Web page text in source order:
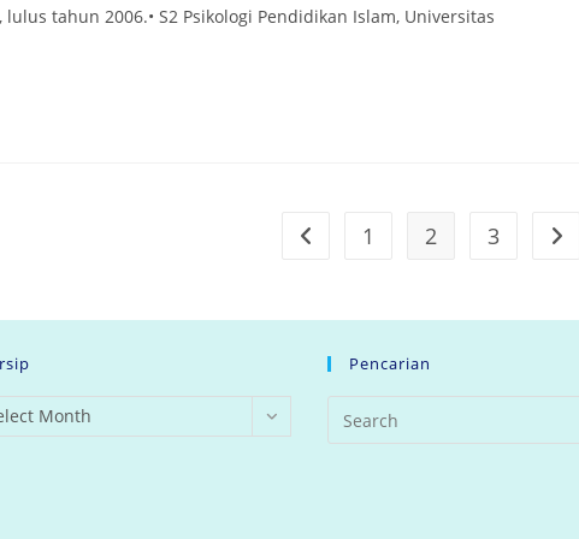
tahun 2006.• S2 Psikologi Pendidikan Islam, Universitas
Go to the previous page
1 2 3 Go
Month
Pencarian